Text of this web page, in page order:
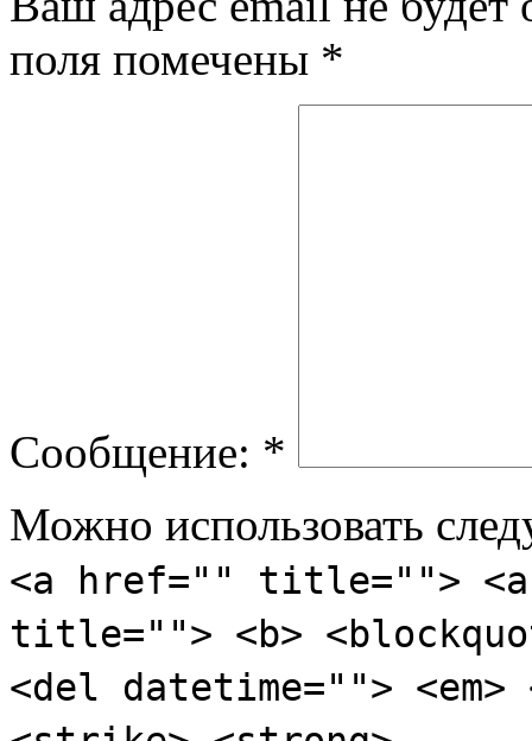
поля помечены *
Сообщение: *
Можно использовать
<a href="" title="">
title=""> <b>
<del datetime="">